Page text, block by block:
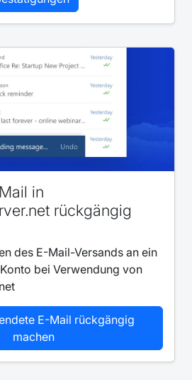
in
rückgängig
des E-Mail-Versands an ein
bei Verwendung von
E-Mail rückgängig
machen